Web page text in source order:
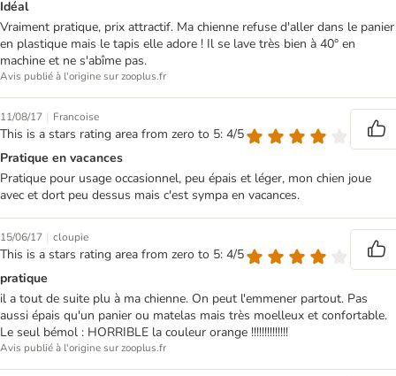
Idéal
Vraiment pratique, prix attractif. Ma chienne refuse d'aller dans le panier
en plastique mais le tapis elle adore ! Il se lave très bien à 40° en
machine et ne s'abîme pas.
Avis publié à l'origine sur zooplus.fr
11/08/17 | Francoise
This is a stars rating area from zero to 5: 4/5
Pratique en vacances
Pratique pour usage occasionnel, peu épais et léger, mon chien joue
avec et dort peu dessus mais c'est sympa en vacances.
15/06/17 | cloupie
This is a stars rating area from zero to 5: 4/5
pratique
il a tout de suite plu à ma chienne. On peut l'emmener partout. Pas
aussi épais qu'un panier ou matelas mais très moelleux et confortable.
Le seul bémol : HORRIBLE la couleur orange !!!!!!!!!!!!!!
Avis publié à l'origine sur zooplus.fr